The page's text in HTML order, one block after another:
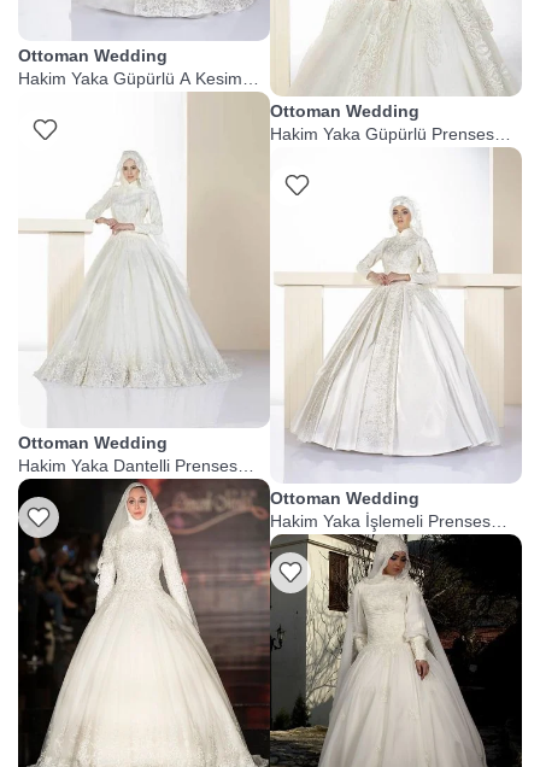
Ottoman Wedding
Hakim Yaka Güpürlü A Kesim
Listeme Ekle
Ottoman Wedding
Hakim Yaka Dantelli Prenses
Tesettür Gelinlik
Ottoman Wedding
Hakim Yaka Güpürlü Prenses
Listeme Ekle
Ottoman Wedding
Hakim Yaka İşlemeli Prenses
Tesettür Gelinlik